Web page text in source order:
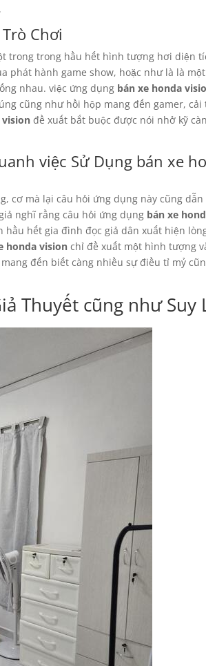
Chơi
trong trong hầu hết hình tượng hơi diện
phát hành game show, hoặc như là là
nhau. việc ứng dụng bán xe honda
cũng như hồi hộp mang đến gamer,
vision đề xuất bắt buộc được nói nhở kỹ
việc Sử Dụng bán xe
cơ mà lại câu hỏi ứng dụng này cũng dẫn
nghĩ rằng câu hỏi ứng dụng bán xe
hết gia đình đọc giả dân xuất hiện
honda vision chỉ đề xuất một hình tượng
đến biết càng nhiều sự điều tỉ mỷ
Thuyết cũng như Suy